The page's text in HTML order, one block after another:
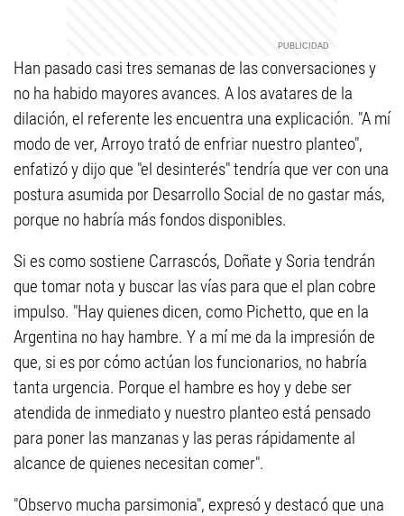
Han pasado casi tres semanas de las conversaciones y
no ha habido mayores avances. A los avatares de la
dilación, el referente les encuentra una explicación. "A mí
modo de ver, Arroyo trató de enfriar nuestro planteo",
enfatizó y dijo que "el desinterés" tendría que ver con una
postura asumida por Desarrollo Social de no gastar más,
porque no habría más fondos disponibles.
Si es como sostiene Carrascós, Doñate y Soria tendrán
que tomar nota y buscar las vías para que el plan cobre
impulso. "Hay quienes dicen, como Pichetto, que en la
Argentina no hay hambre. Y a mí me da la impresión de
que, si es por cómo actúan los funcionarios, no habría
tanta urgencia. Porque el hambre es hoy y debe ser
atendida de inmediato y nuestro planteo está pensado
para poner las manzanas y las peras rápidamente al
alcance de quienes necesitan comer".
"Observo mucha parsimonia", expresó y destacó que una